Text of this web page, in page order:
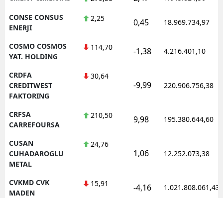
CONSE CONSUS
ENERJI
2,25 0,45 18.969.734,97
COSMO COSMOS
YAT. HOLDING
114,70 -1,38 4.216.401,10
CRDFA
CREDITWEST
FAKTORING
30,64
-9,99 220.906.756,38
CRFSA
CARREFOURSA
210,50 9,98 195.380.644,60
CUSAN
CUHADAROGLU
METAL
24,76
1,06 12.252.073,38
CVKMD CVK
MADEN
15,91 -4,16 1.021.808.061,43